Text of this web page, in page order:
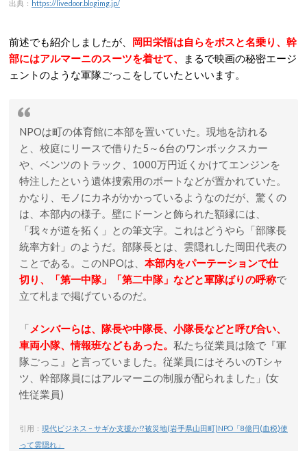
出典： https://livedoor.blogimg.jp/
前述でも紹介しましたが、 岡田栄悟は自らをボスと名乗り、幹
部にはアルマーニのスーツを着せて、
まるで映画の秘密エージ
ェントのような軍隊ごっこをしていたといいます。
NPOは町の体育館に本部を置いていた。現地を訪れる
と、校庭にリースで借りた5～6台のワンボックスカー
や、ベンツのトラック、1000万円近くかけてエンジンを
特注したという遺体捜索用のボートなどが置かれていた。
かなり、モノにカネがかかっているようなのだが、驚くの
は、本部内の様子。壁にドーンと飾られた額縁には、
「我々が道を拓く」との筆文字。これはどうやら「部隊長
統率方針」のようだ。部隊長とは、雲隠れした岡田代表の
ことである。このNPOは、 本部内をパーテーションで仕
切り、「第一中隊」「第二中隊」などと軍隊ばりの呼称で
立て札まで掲げているのだ。
「 メンバーらは、隊長や中隊長、小隊長などと呼び合い、
車両小隊、情報班などもあった。 私たち従業員は陰で『軍
隊ごっこ』と言っていました。従業員にはそろいのTシャ
ツ、幹部隊員にはアルマーニの制服が配られました」(女
性従業員)
引用： 現代ビジネス – サギか支援か!?被災地(岩手県山田町)NPO「8億円(血税)使
って雲隠れ」